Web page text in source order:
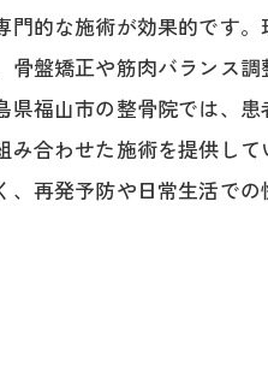
門的な施術が効果的です
骨盤矯正や筋肉バランス
県福山市の整骨院では、
み合わせた施術を提供し
再発予防や日常生活での